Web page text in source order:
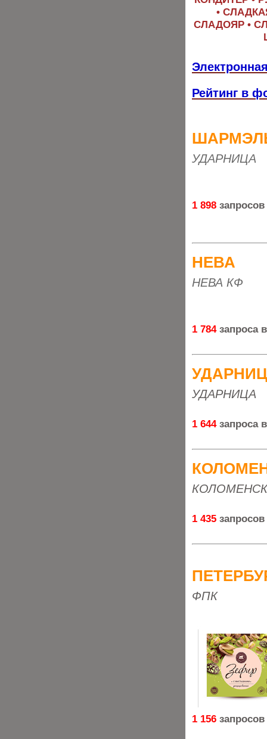
•
СЛАДОЯР •
Рейтинг в
УДАРНИЦА
1 898
НЕВА
НЕВА КФ
1 784 запроса
УДАРНИЦА
1 644 запроса
1 435
ФПК
1 156